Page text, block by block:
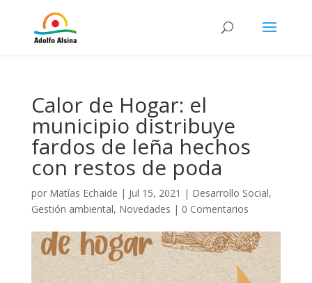
Calor de Hogar: el
municipio distribuye
fardos de leña hechos
con restos de poda
por Matías Echaide | Jul 15, 2021 | Desarrollo Social,
Gestión ambiental, Novedades | 0 Comentarios